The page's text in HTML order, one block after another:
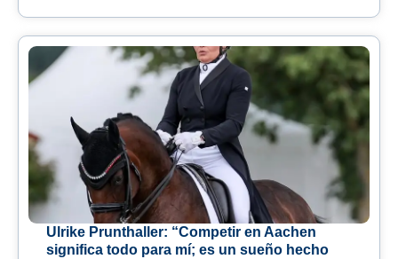
Ulrike Prunthaller: “Competir en Aachen
significa todo para mí; es un sueño hecho